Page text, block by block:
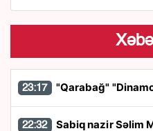
23:17 "Qarabağ"
22:32